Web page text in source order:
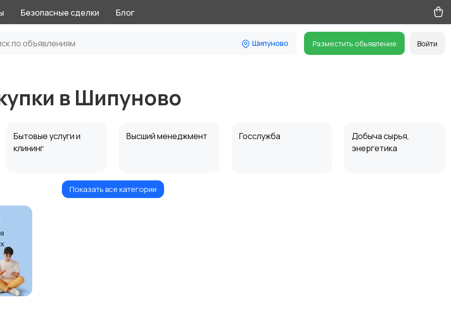
Безопасные сделки Блог
Шипуново Разместить объявление Войти
в Шипуново
Бытовые услуги и
клининг
Высший менеджмент Госслужба
Добыча сырья,
энергетика
Информационные
технологии
Искусство и
1
Показать все категории